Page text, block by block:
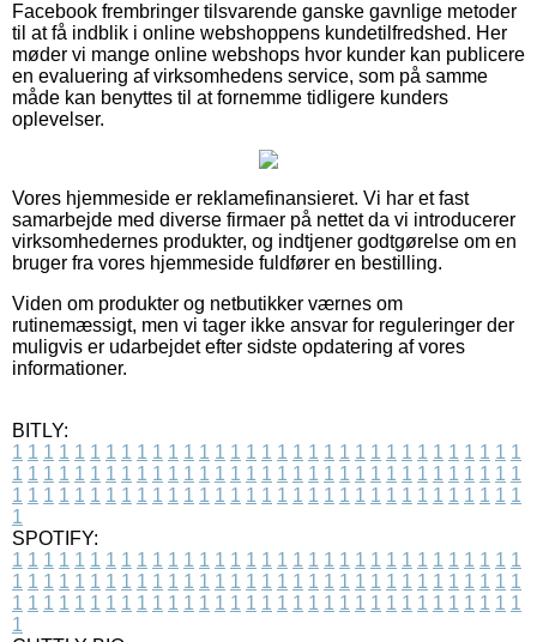
Facebook frembringer tilsvarende ganske gavnlige metoder
til at få indblik i online webshoppens kundetilfredshed. Her
møder vi mange online webshops hvor kunder kan publicere
en evaluering af virksomhedens service, som på samme
måde kan benyttes til at fornemme tidligere kunders
oplevelser.
Vores hjemmeside er reklamefinansieret. Vi har et fast
samarbejde med diverse firmaer på nettet da vi introducerer
virksomhedernes produkter, og indtjener godtgørelse om en
bruger fra vores hjemmeside fuldfører en bestilling.
Viden om produkter og netbutikker værnes om
rutinemæssigt, men vi tager ikke ansvar for reguleringer der
muligvis er udarbejdet efter sidste opdatering af vores
informationer.
BITLY:
1 1 1 1 1 1 1 1 1 1 1 1 1 1 1 1 1 1 1 1 1 1 1 1 1 1 1 1 1 1 1 1 1
1 1 1 1 1 1 1 1 1 1 1 1 1 1 1 1 1 1 1 1 1 1 1 1 1 1 1 1 1 1 1 1 1
1 1 1 1 1 1 1 1 1 1 1 1 1 1 1 1 1 1 1 1 1 1 1 1 1 1 1 1 1 1 1 1 1
1
SPOTIFY:
1 1 1 1 1 1 1 1 1 1 1 1 1 1 1 1 1 1 1 1 1 1 1 1 1 1 1 1 1 1 1 1 1
1 1 1 1 1 1 1 1 1 1 1 1 1 1 1 1 1 1 1 1 1 1 1 1 1 1 1 1 1 1 1 1 1
1 1 1 1 1 1 1 1 1 1 1 1 1 1 1 1 1 1 1 1 1 1 1 1 1 1 1 1 1 1 1 1 1
1